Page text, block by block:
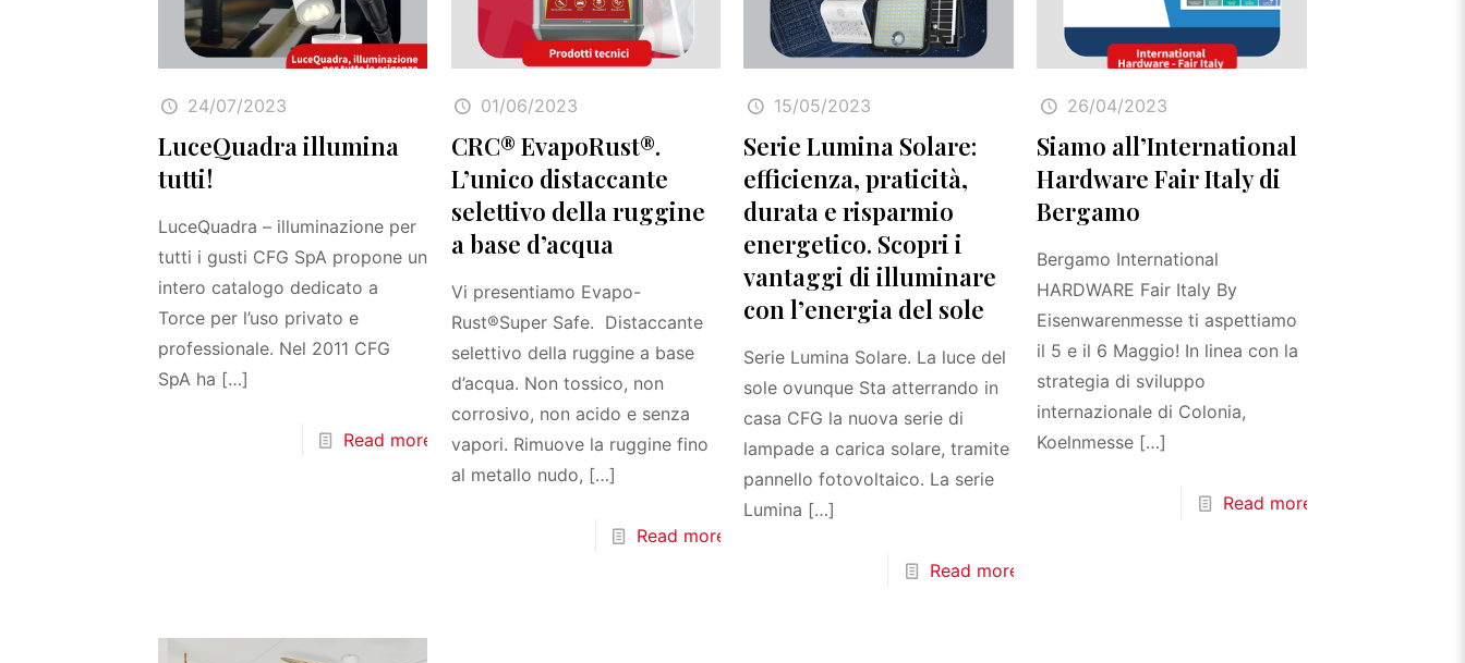
24/07/2023
LuceQuadra illumina
tutti!
LuceQuadra – illuminazione per
tutti i gusti CFG SpA propone un
intero catalogo dedicato a
Torce per l’uso privato e
professionale. Nel 2011 CFG
SpA ha […]
Read more
01/06/2023
CRC® EvapoRust®.
L’unico distaccante
selettivo della ruggine
a base d’acqua
Vi presentiamo Evapo-
Rust®Super Safe. Distaccante
selettivo della ruggine a base
d’acqua. Non tossico, non
corrosivo, non acido e senza
vapori. Rimuove la ruggine fino
al metallo nudo, […]
Read more
15/05/2023
Serie Lumina Solare:
efficienza, praticità,
durata e risparmio
energetico. Scopri i
vantaggi di illuminare
con l’energia del sole
Serie Lumina Solare. La luce del
sole ovunque Sta atterrando in
casa CFG la nuova serie di
lampade a carica solare, tramite
pannello fotovoltaico. La serie
Lumina […]
Read more
26/04/2023
Siamo all’International
Hardware Fair Italy di
Bergamo
Bergamo International
HARDWARE Fair Italy By
Eisenwarenmesse ti aspettiamo
il 5 e il 6 Maggio! In linea con la
strategia di sviluppo
internazionale di Colonia,
Koelnmesse […]
Read more